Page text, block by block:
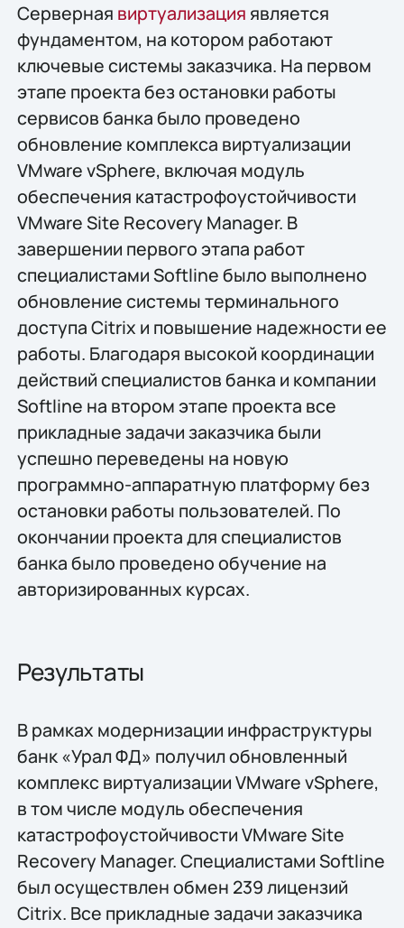
Серверная виртуализация является
фундаментом, на котором работают
ключевые системы заказчика. На первом
этапе проекта без остановки работы
сервисов банка было проведено
обновление комплекса виртуализации
VMware vSphere, включая модуль
обеспечения катастрофоустойчивости
VMware Site Recovery Manager. В
завершении первого этапа работ
специалистами Softline было выполнено
обновление системы терминального
доступа Citrix и повышение надежности ее
работы. Благодаря высокой координации
действий специалистов банка и компании
Softline на втором этапе проекта все
прикладные задачи заказчика были
успешно переведены на новую
программно-аппаратную платформу без
остановки работы пользователей. По
окончании проекта для специалистов
банка было проведено обучение на
авторизированных курсах.
Результаты
В рамках модернизации инфраструктуры
банк «Урал ФД» получил обновленный
комплекс виртуализации VMware vSphere,
в том числе модуль обеспечения
катастрофоустойчивости VMware Site
Recovery Manager. Специалистами Softline
был осуществлен обмен 239 лицензий
Citrix. Все прикладные задачи заказчика